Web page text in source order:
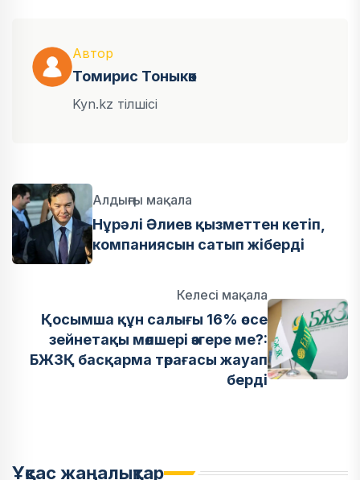
Автор
Томирис Тоныкөк
Kyn.kz тілшісі
Алдыңғы мақала
Нұрәлі Әлиев қызметтен кетіп,
компаниясын сатып жіберді
Келесі мақала
Қосымша құн салығы 16% өссе
зейнетақы мөлшері өзгере ме?:
БЖЗҚ басқарма төрағасы жауап
берді
Ұқсас жаңалықтар